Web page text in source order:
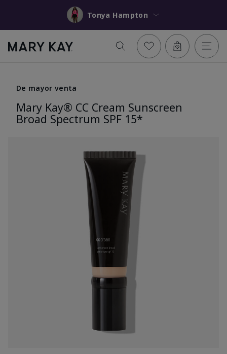
Tonya Hampton
De mayor venta
Mary Kay® CC Cream Sunscreen
Broad Spectrum SPF 15*